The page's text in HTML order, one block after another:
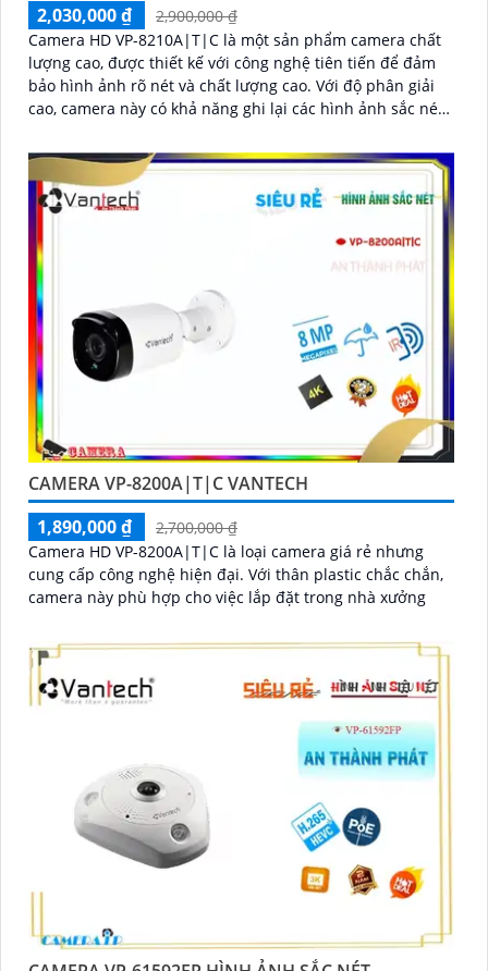
2,030,000 ₫
2,900,000 ₫
Camera HD VP-8210A|T|C là một sản phẩm camera chất
lượng cao, được thiết kế với công nghệ tiên tiến để đảm
bảo hình ảnh rõ nét và chất lượng cao. Với độ phân giải
cao, camera này có khả năng ghi lại các hình ảnh sắc nét
CAMERA VP-8200A|T|C VANTECH
1,890,000 ₫
2,700,000 ₫
Camera HD VP-8200A|T|C là loại camera giá rẻ nhưng
cung cấp công nghệ hiện đại. Với thân plastic chắc chắn,
camera này phù hợp cho việc lắp đặt trong nhà xưởng